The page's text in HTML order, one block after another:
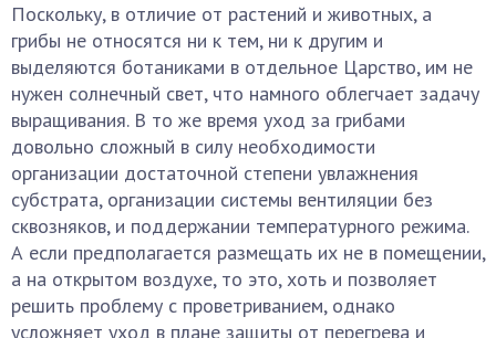
Поскольку, в отличие от растений и животных, а
грибы не относятся ни к тем, ни к другим и
выделяются ботаниками в отдельное Царство, им не
нужен солнечный свет, что намного облегчает задачу
выращивания. В то же время уход за грибами
довольно сложный в силу необходимости
организации достаточной степени увлажнения
субстрата, организации системы вентиляции без
сквозняков, и поддержании температурного режима.
А если предполагается размещать их не в помещении,
а на открытом воздухе, то это, хоть и позволяет
решить проблему с проветриванием, однако
усложняет уход в плане защиты от перегрева и